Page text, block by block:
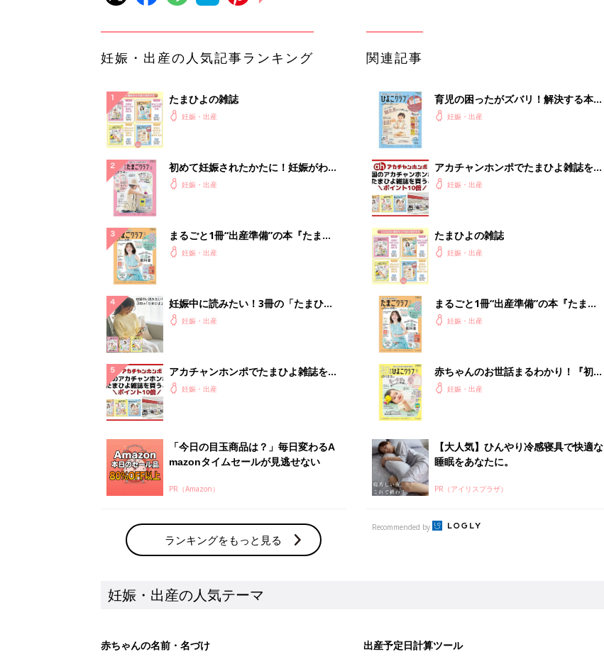
妊娠・出産の人気記事ランキング
たまひよの雑誌
妊娠・出産
初めて妊娠されたかたに！妊娠がわか
ったら最初に読む本『初めてのたまご
妊娠・出産
まるごと1冊“出産準備”の本『たまご
クラブ 夏号』〈スペシャル大特集〉
妊娠・出産
妊娠中に読みたい！3冊の「たまひ
よ」妊娠・出産
アカチャンホンポでたまひよ雑誌を買
うとポイント10倍【期間限定】
妊娠・出産
「今日の目玉商品は？」毎日変わるA
mazonタイムセールが見逃せない
PR（Amazon）
ランキングをもっと見る
関連記事
育児の困ったがズバリ！解決する本
『ひよこクラブ 秋号』 4カ月～2才
妊娠・出産
アカチャンホンポでたまひよ雑誌を買
うとポイント10倍【期間限定】
妊娠・出産
たまひよの雑誌
妊娠・出産
まるごと1冊“出産準備”の本『たまご
クラブ 夏号』〈スペシャル大特集〉
妊娠・出産
赤ちゃんのお世話まるわかり！『初め
てのひよこクラブ 夏号』〈巻頭大特
妊娠・出産
【大人気】ひんやり冷感寝具で快適な
睡眠をあなたに。
PR（アイリスプラザ）
Recommended by
妊娠・出産の人気テーマ
赤ちゃんの名前・名づけ 出産予定日計算ツール